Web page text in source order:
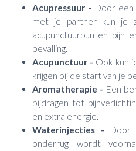
Acupressuur - Door een
met je partner kun je
acupunctuurpunten pijn
bevalling.
Acupunctuur - Ook kun
krijgen bij de start van je
Aromatherapie - Een
bijdragen tot
en extra energie.
Waterinjecties - Door
onderrug wordt